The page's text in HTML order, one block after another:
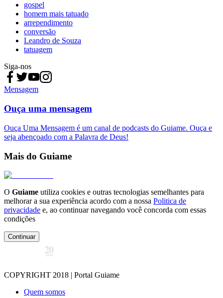
gospel
homem mais tatuado
arrependimento
conversão
Leandro de Souza
tatuagem
Siga-nos
Mensagem
Ouça uma mensagem
Ouça Uma Mensagem é um canal de podcasts do Guiame. Ouça e
seja abençoado com a Palavra de Deus!
Mais do Guiame
O Guiame utiliza cookies e outras tecnologias semelhantes para
melhorar a sua experiência acordo com a nossa Politica de
privacidade e, ao continuar navegando você concorda com essas
condições
Continuar
COPYRIGHT 2018 | Portal Guiame
Quem somos